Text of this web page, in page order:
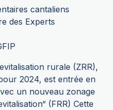
cantaliens
des Experts
rurale (ZRR),
2024, est entrée en
un nouveau zonage
(FRR) Cette